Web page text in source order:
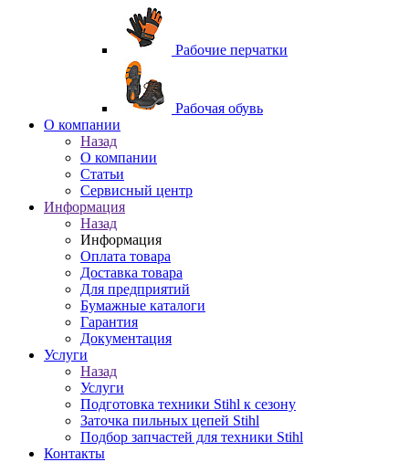
Рабочие перчатки
Рабочая обувь
O компании
Назад
O компании
Статьи
Сервисный центр
Информация
Назад
Информация
Оплата товара
Доставка товара
Для предприятий
Бумажные каталоги
Гарантия
Документация
Услуги
Назад
Услуги
Подготовка техники Stihl к сезону
Заточка пильных цепей Stihl
Подбор запчастей для техники Stihl
Контакты